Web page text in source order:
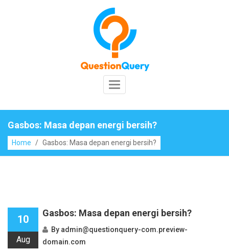
Toggle
Gasbos: Masa depan energi bersih?
Home / Gasbos: Masa depan energi bersih?
10
Aug
Gasbos: Masa depan energi bersih?
By admin@questionquery-com.preview-
domain.com